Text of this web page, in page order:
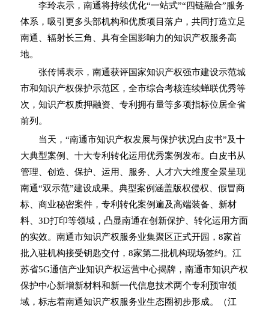
李玲表示，南通将持续优化“一站式”“四链融合”服务
体系，吸引更多头部机构和优质项目落户，共同打造立足
南通、辐射长三角、具有全国影响力的知识产权服务高
地。
张传博表示，南通获评国家知识产权强市建设示范城
市和知识产权保护示范区，全市综合考核连续蝉联优秀等
次，知识产权质押融资、专利拥有量等多项指标位居全省
前列。
当天，“南通市知识产权发展与保护状况白皮书”及十
大典型案例、十大专利转化运用优秀案例发布。白皮书从
管理、创造、保护、运用、服务、人才六大维度全景呈现
南通“双示范”建设成果。典型案例涵盖版权侵权、假冒商
标、商业秘密案件，专利转化案例遍及高端装备、新材
料、3D打印等领域，凸显南通在创新保护、转化运用方面
的实效。南通市知识产权服务业集聚区正式开园，8家首
批入驻机构接受钥匙交付，8家第二批机构现场签约。江
苏省5G通信产业知识产权运营中心揭牌，南通市知识产权
保护中心新增新材料和新一代信息技术两个专利预审领
域，标志着南通知识产权服务业生态圈初步形成。（江